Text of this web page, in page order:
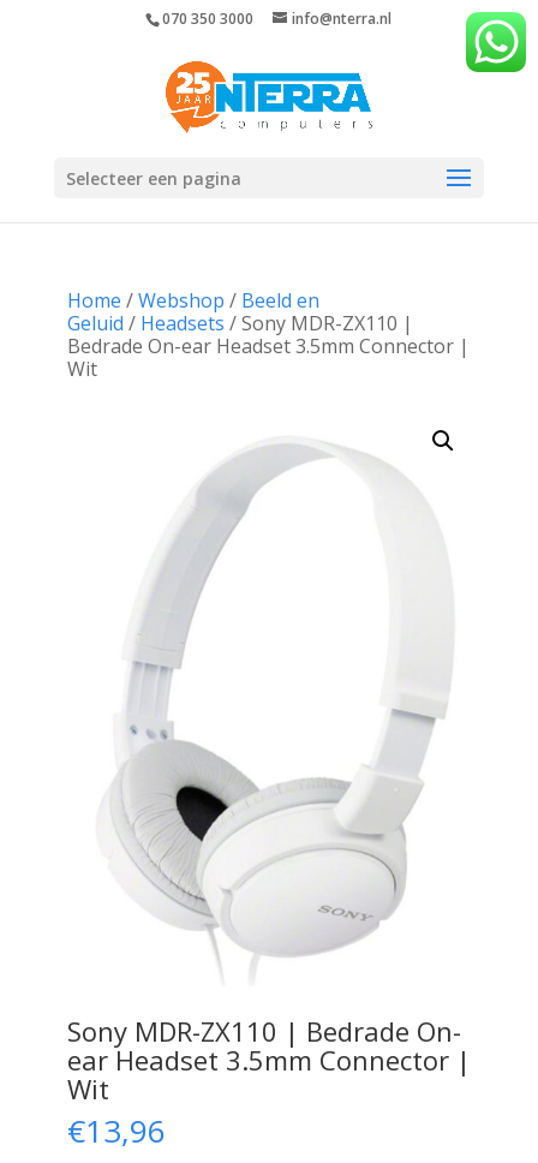
070 350 3000 info@nterra.nl
Selecteer een pagina
Home /Webshop / Beeld en
Geluid / Headsets / Sony MDR-ZX110 |
Bedrade On-ear Headset 3.5mm Connector |
Wit
Sony MDR-ZX110 | Bedrade On-
ear Headset 3.5mm Connector |
Wit
€13,96